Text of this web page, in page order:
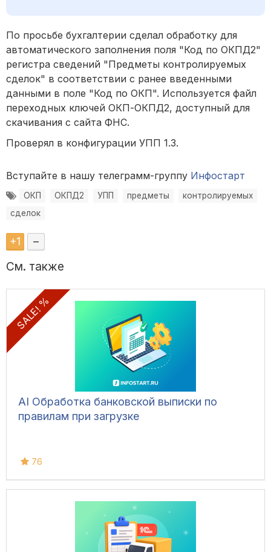
По просьбе бухгалтерии сделал обработку для
автоматического заполнения поля "Код по ОКПД2"
регистра сведений "Предметы контролируемых
сделок" в соответствии с ранее введенными
данными в поле "Код по ОКП". Используется файл
переходных ключей ОКП-ОКПД2, доступный для
скачивания с сайта ФНС.
Проверял в конфигурации УПП 1.3.
Вступайте в нашу телеграмм-группу Инфостарт
ОКП ОКПД2 УПП предметы
контролируемых
сделок
+1 –
См. также
SALE! %
AI Обработка банковской выписки по
правилам при загрузке
76